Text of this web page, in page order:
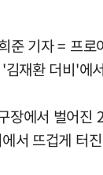
준 기자 = 프로
김재환 더비'에
장에서 벌어진
서 뜨겁게 터